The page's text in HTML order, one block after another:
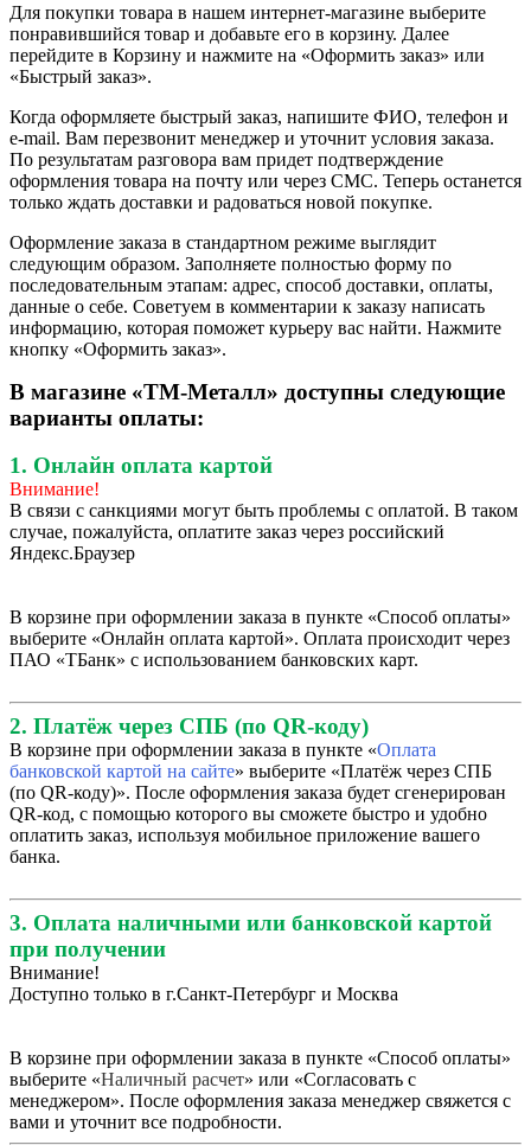
Для покупки товара в нашем интернет-магазине выберите
понравившийся товар и добавьте его в корзину. Далее
перейдите в Корзину и нажмите на «Оформить заказ» или
«Быстрый заказ».
Когда оформляете быстрый заказ, напишите ФИО, телефон и
e-mail. Вам перезвонит менеджер и уточнит условия заказа.
По результатам разговора вам придет подтверждение
оформления товара на почту или через СМС. Теперь останется
только ждать доставки и радоваться новой покупке.
Оформление заказа в стандартном режиме выглядит
следующим образом. Заполняете полностью форму по
последовательным этапам: адрес, способ доставки, оплаты,
данные о себе. Советуем в комментарии к заказу написать
информацию, которая поможет курьеру вас найти. Нажмите
кнопку «Оформить заказ».
В магазине «ТМ-Металл» доступны следующие
варианты оплаты:
1. Онлайн оплата картой
Внимание!
В связи с санкциями могут быть проблемы с оплатой. В таком
случае, пожалуйста, оплатите заказ через российский
Яндекс.Браузер
В корзине при оформлении заказа в пункте «Способ оплаты»
выберите «Онлайн оплата картой». Оплата происходит через
ПАО «ТБанк» с использованием банковских карт.
2. Платёж через СПБ (по QR-коду)
В корзине при оформлении заказа в пункте «Оплата
банковской картой на сайте» выберите «Платёж через СПБ
(по QR-коду)». После оформления заказа будет сгенерирован
QR-код, с помощью которого вы сможете быстро и удобно
оплатить заказ, используя мобильное приложение вашего
банка.
3. Оплата наличными или банковской картой
при получении
Внимание!
Доступно только в г.Санкт-Петербург и Москва
В корзине при оформлении заказа в пункте «Способ оплаты»
выберите «Наличный расчет» или «Согласовать с
менеджером». После оформления заказа менеджер свяжется с
вами и уточнит все подробности.